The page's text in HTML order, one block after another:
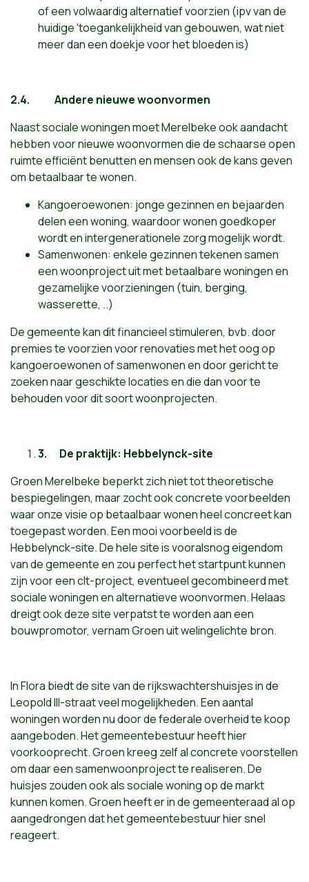
of een volwaardig alternatief voorzien (ipv van de
huidige 'toegankelijkheid van gebouwen, wat niet
meer dan een doekje voor het bloeden is)
2.4. Andere nieuwe woonvormen
Naast sociale woningen moet Merelbeke ook aandacht
hebben voor nieuwe woonvormen die de schaarse open
ruimte efficiënt benutten en mensen ook de kans geven
om betaalbaar te wonen.
Kangoeroewonen: jonge gezinnen en bejaarden
delen een woning, waardoor wonen goedkoper
wordt en intergenerationele zorg mogelijk wordt.
Samenwonen: enkele gezinnen tekenen samen
een woonproject uit met betaalbare woningen en
gezamelijke voorzieningen (tuin, berging,
wasserette, ..)
De gemeente kan dit financieel stimuleren, bvb. door
premies te voorzien voor renovaties met het oog op
kangoeroewonen of samenwonen en door gericht te
zoeken naar geschikte locaties en die dan voor te
behouden voor dit soort woonprojecten.
3. De praktijk: Hebbelynck-site
Groen Merelbeke beperkt zich niet tot theoretische
bespiegelingen, maar zocht ook concrete voorbeelden
waar onze visie op betaalbaar wonen heel concreet kan
toegepast worden. Een mooi voorbeeld is de
Hebbelynck-site. De hele site is vooralsnog eigendom
van de gemeente en zou perfect het startpunt kunnen
zijn voor een clt-project, eventueel gecombineerd met
sociale woningen en alternatieve woonvormen. Helaas
dreigt ook deze site verpatst te worden aan een
bouwpromotor, vernam Groen uit welingelichte bron.
In Flora biedt de site van de rijkswachtershuisjes in de
Leopold III-straat veel mogelijkheden. Een aantal
woningen worden nu door de federale overheid te koop
aangeboden. Het gemeentebestuur heeft hier
voorkooprecht. Groen kreeg zelf al concrete voorstellen
om daar een samenwoonproject te realiseren. De
huisjes zouden ook als sociale woning op de markt
kunnen komen. Groen heeft er in de gemeenteraad al op
aangedrongen dat het gemeentebestuur hier snel
reageert.